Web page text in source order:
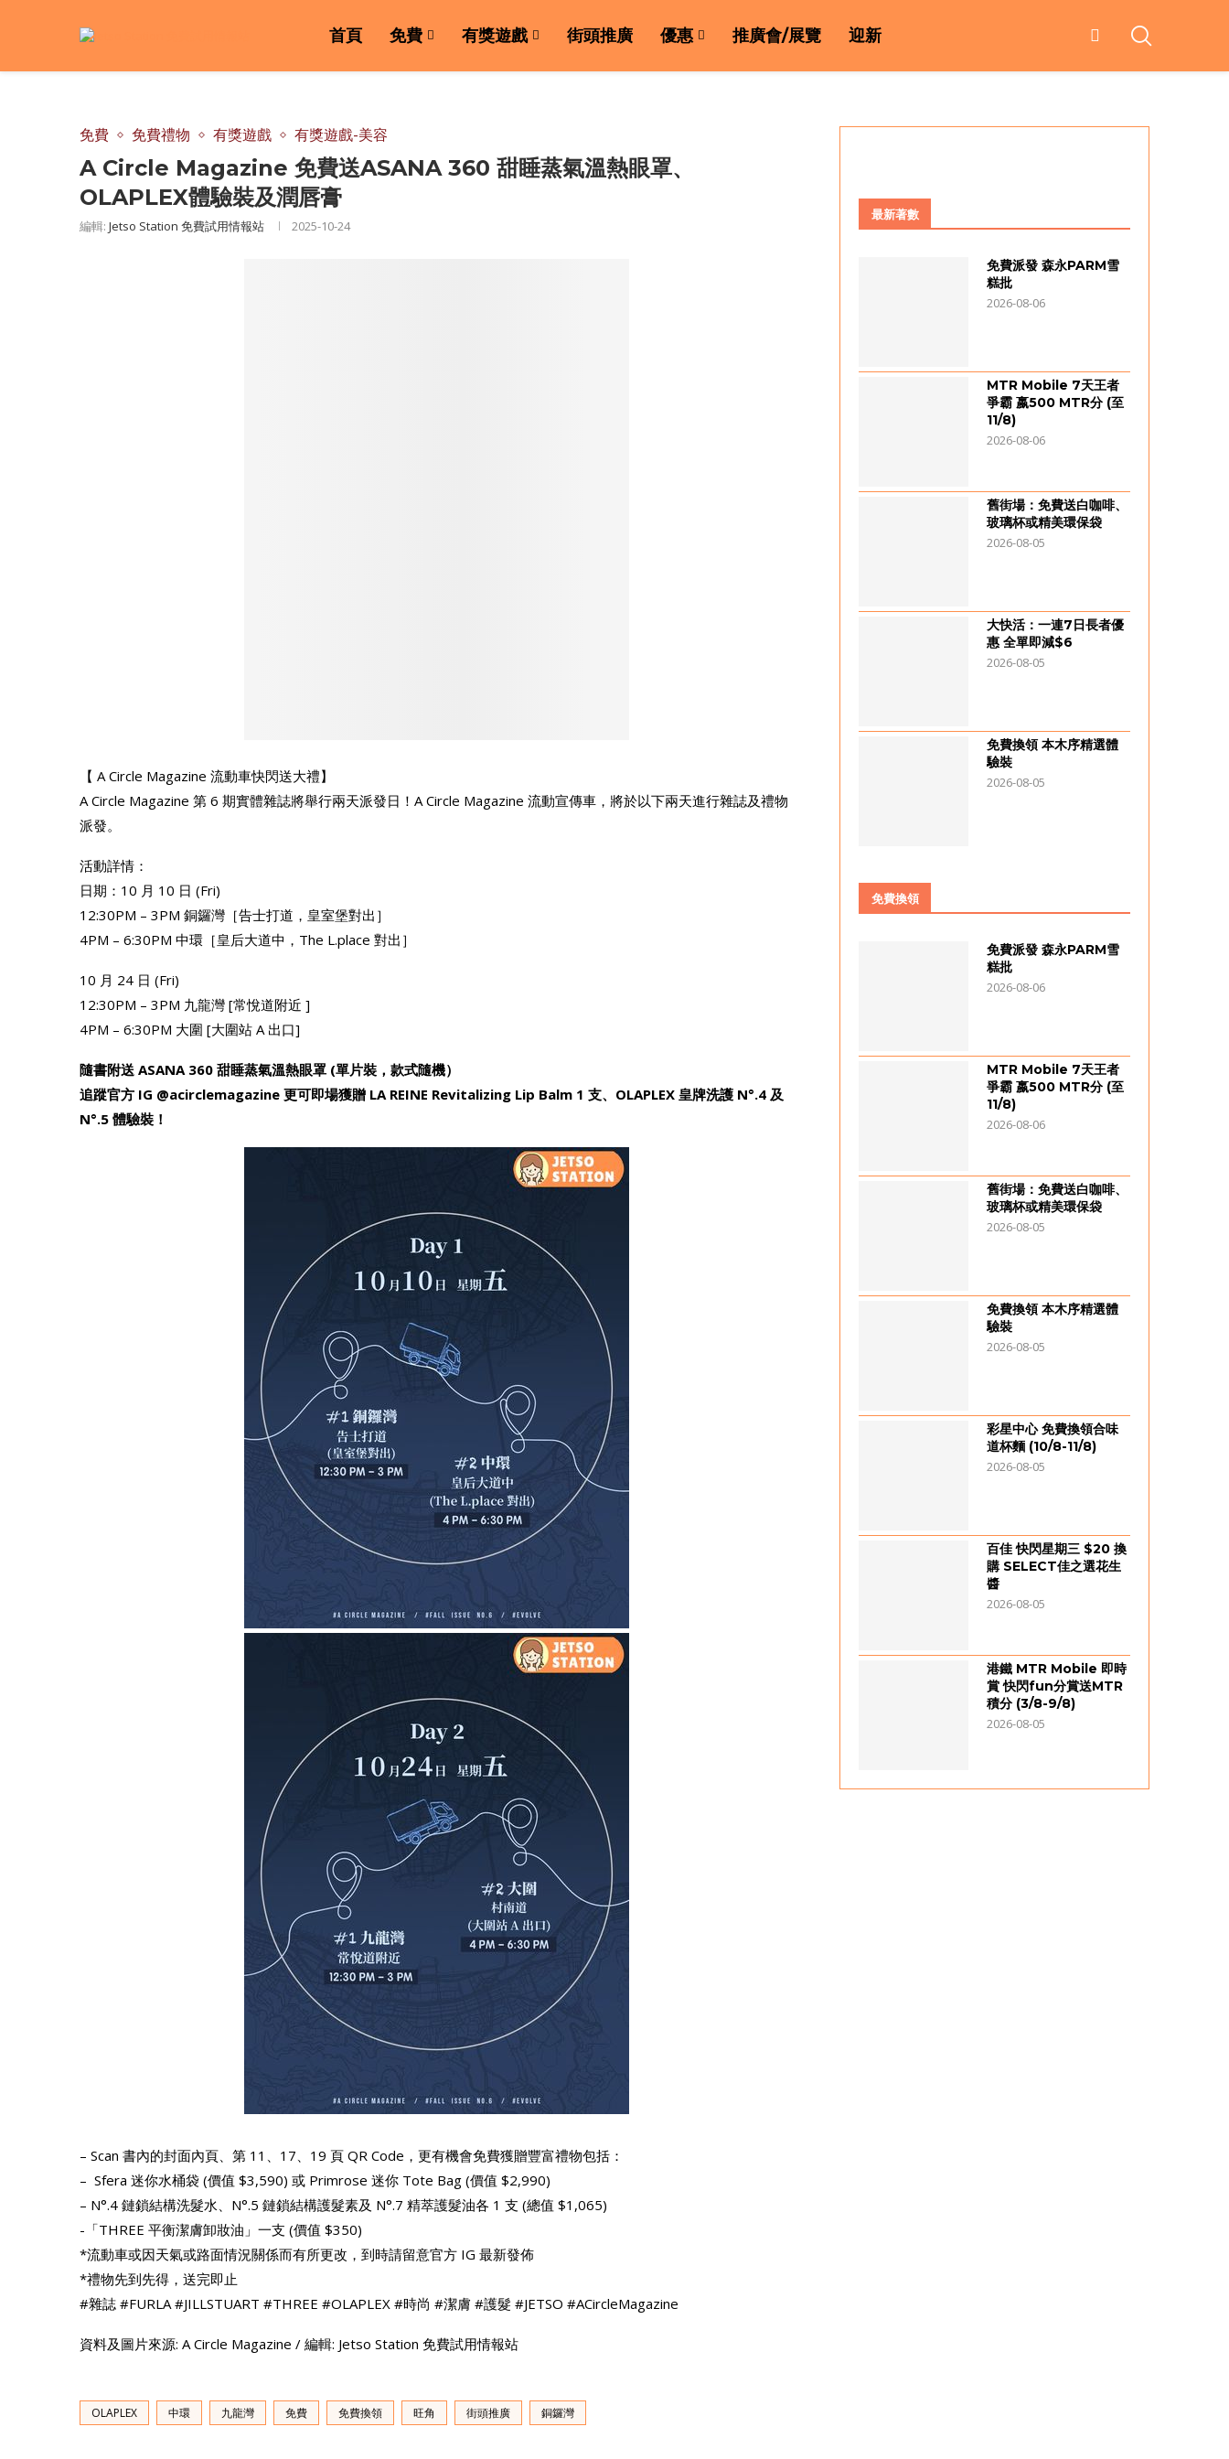
首頁 免費 有獎遊戲 街頭推廣 優惠 推廣會/展覽 迎新
免費 免費禮物 有獎遊戲 有獎遊戲-美容
A Circle Magazine 免費送ASANA 360 甜睡蒸氣溫熱眼罩、
OLAPLEX體驗裝及潤唇膏
編輯: Jetso Station 免費試用情報站 2025-10-24
【 A Circle Magazine 流動車快閃送大禮】
A Circle Magazine 第 6 期實體雜誌將舉行兩天派發日！A Circle Magazine 流動宣傳車，將於以下兩天進行雜誌及禮物
派發。
活動詳情：
日期：10 月 10 日 (Fri)
12:30PM – 3PM 銅鑼灣［告士打道，皇室堡對出］
4PM – 6:30PM 中環［皇后大道中，The L.place 對出］
10 月 24 日 (Fri)
12:30PM – 3PM 九龍灣 [常悅道附近 ]
4PM – 6:30PM 大圍 [大圍站 A 出口]
隨書附送 ASANA 360 甜睡蒸氣溫熱眼罩 (單片裝，款式隨機）
追蹤官方 IG @acirclemagazine 更可即場獲贈 LA REINE Revitalizing Lip Balm 1 支、OLAPLEX 皇牌洗護 N°.4 及
N°.5 體驗裝！
– Scan 書內的封面內頁、第 11、17、19 頁 QR Code，更有機會免費獲贈豐富禮物包括：
– Sfera 迷你水桶袋 (價值 $3,590) 或 Primrose 迷你 Tote Bag (價值 $2,990)
– N°.4 鏈鎖結構洗髮水、N°.5 鏈鎖結構護髮素及 N°.7 精萃護髮油各 1 支 (總值 $1,065)
-「THREE 平衡潔膚卸妝油」一支 (價值 $350)
*流動車或因天氣或路面情況關係而有所更改，到時請留意官方 IG 最新發佈
*禮物先到先得，送完即止
#雜誌 #FURLA #JILLSTUART #THREE #OLAPLEX #時尚 #潔膚 #護髮 #JETSO #ACircleMagazine
資料及圖片來源: A Circle Magazine / 編輯: Jetso Station 免費試用情報站
OLAPLEX 中環 九龍灣 免費 免費換領 旺角 街頭推廣 銅鑼灣
最新著數
免費派發 森永PARM雪
糕批
2026-08-06
MTR Mobile 7天王者
爭霸 嬴500 MTR分 (至
11/8)
2026-08-06
舊街場：免費送白咖啡、
玻璃杯或精美環保袋
2026-08-05
大快活：一連7日長者優
惠 全單即減$6
2026-08-05
免費換領 本木序精選體
驗裝
2026-08-05
免費換領
免費派發 森永PARM雪
糕批
2026-08-06
MTR Mobile 7天王者
爭霸 嬴500 MTR分 (至
11/8)
2026-08-06
舊街場：免費送白咖啡、
玻璃杯或精美環保袋
2026-08-05
免費換領 本木序精選體
驗裝
2026-08-05
彩星中心 免費換領合味
道杯麵 (10/8-11/8)
2026-08-05
百佳 快閃星期三 $20 換
購 SELECT佳之選花生
醬
2026-08-05
港鐵 MTR Mobile 即時
賞 快閃fun分賞送MTR
積分 (3/8-9/8)
2026-08-05